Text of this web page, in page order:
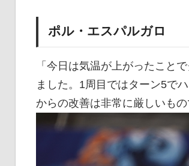
ポル・エスパルガロ
「今日は気温が上がったこと
ました。1周目ではターン5で
からの改善は非常に厳しいもの